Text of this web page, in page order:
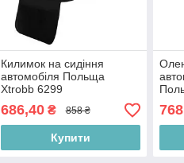
Килимок на сидіння
автомобіля Польща
Xtrobb 6299
686,40₴ 858 ₴
Купити
768